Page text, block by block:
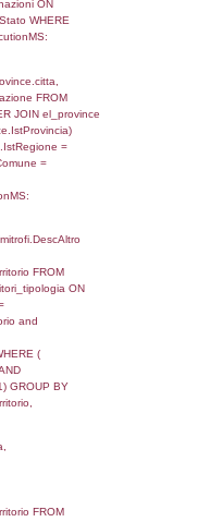
as
RegioneST,
as
as RegioneSL FROM
LEFT JOIN el_comuni
=
ON
LEFT JOIN
=
AS el_comuni_1 ON
=
AS el_province_1
=
LEFT JOIN
where
a2p.Nome
INNER JOIN
a2p.IDPersonale